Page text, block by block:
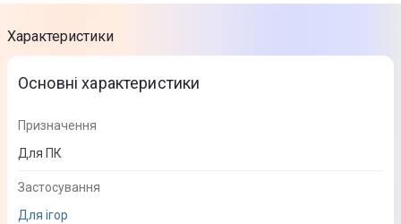
Характеристики
Основні характеристики
Призначення
Для ПК
Застосування
Для ігор